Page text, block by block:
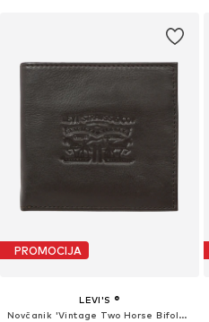
PROMOCIJA
LEVI'S ®
Novčanik 'Vintage Two Horse Bifold Coin Wallet'